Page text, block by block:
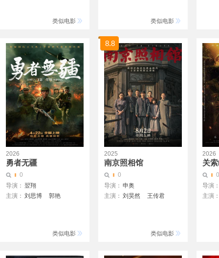
类似电影 类似电影
2026
勇者无疆
0
导演： 翌翔
主演： 刘思博
郭艳
类似电影
8.8
2025
南京照相馆
0
导演： 申奥
主演： 刘昊然
王传君
类似电影
2026
关
0
导演
主演